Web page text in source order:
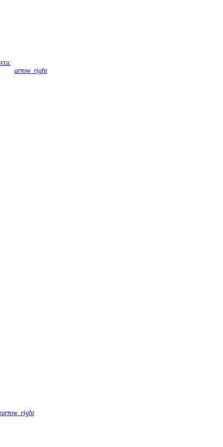
arrow_right
arrow_right